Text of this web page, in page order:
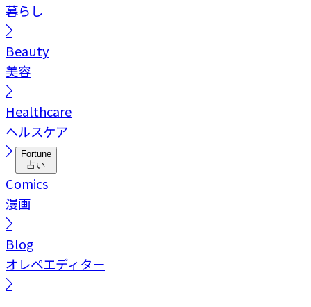
暮らし
Beauty
美容
Healthcare
ヘルスケア
Fortune
占い
Comics
漫画
Blog
オレペエディター